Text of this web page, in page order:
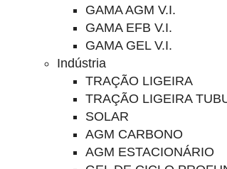
GAMA AGM V.I.
GAMA EFB V.I.
GAMA GEL V.I.
Indústria
TRAÇÃO LIGEIRA
TRAÇÃO LIGEIRA
SOLAR
AGM CARBONO
AGM ESTACIONÁRIO